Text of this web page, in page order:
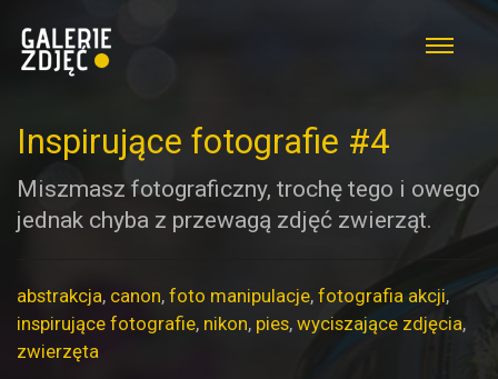
Inspirujące fotografie #4
Miszmasz fotograficzny, trochę tego i owego
jednak chyba z przewagą zdjęć zwierząt.
abstrakcja, canon, foto manipulacje, fotografia akcji,
inspirujące fotografie, nikon, pies, wyciszające zdjęcia,
zwierzęta